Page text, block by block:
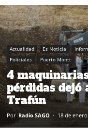
Actualidad Es Noticia
Policiales
Puerto Montt
4
pérdidas dejó
Trafún
Por Radio SAGO - 18 de